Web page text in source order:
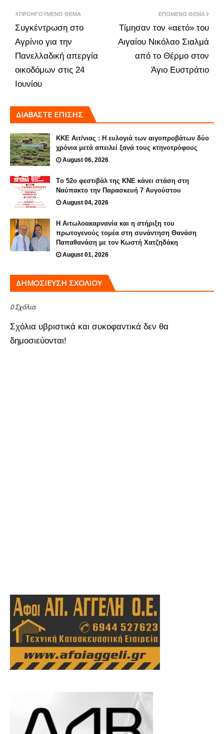
ΕΠΌΜΕΝΟ ΘΈΜΑ
Tίμησαν τον «αετό» του
Αιγαίου Νικόλαο Σιαλμά
από το Θέρμο στον
Άγιο Ευστράτιο
ΠΡΟΗΓΟΎΜΕΝΟ ΘΈΜΑ
Συγκέντρωση στο
Αγρίνιο για την
Πανελλαδική απεργία
οικοδόμων στις 24
Ιουνίου
ΔΙΑΒΑΣΤΕ ΕΠΙΣΗΣ
ΚΚΕ Αιτ/νιας : Η ευλογιά των αιγοπροβάτων δύο
χρόνια μετά απειλεί ξανά τους κτηνοτρόφους
August 06, 2026
Tο 52ο φεστιβάλ της ΚΝΕ κάνει στάση στη
Ναύπακτο την Παρασκευή 7 Αυγούστου
August 04, 2026
H Αιτωλοακαρνανία και η στήριξη του
πρωτογενούς τομέα στη συνάντηση Θανάση
Παπαθανάση με τον Κωστή Χατζηδάκη
August 01, 2026
ΔΗΜΟΣΊΕΥΣΗ ΣΧΟΛΊΟΥ
0 Σχόλια
Σχόλια υβριστικά και συκοφαντικά δεν θα
δημοσιεύονται!